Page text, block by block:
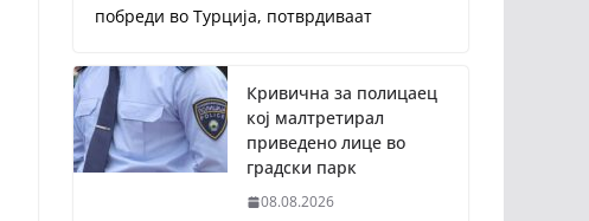
побреди во Турција, потврдиваат
Кривична за полицаец
кој малтретирал
приведено лице во
градски парк
08.08.2026